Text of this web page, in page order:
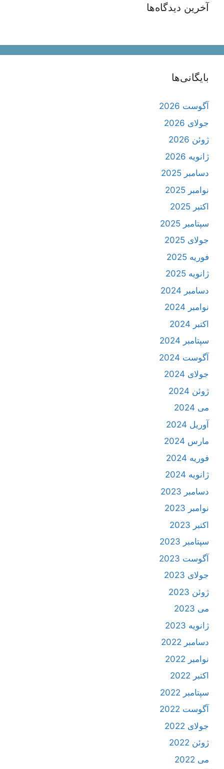
آخرین دیدگاه‌ها
بایگانی‌ها
آگوست 2026
جولای 2026
ژوئن 2026
ژانویه 2026
دسامبر 2025
نوامبر 2025
اکتبر 2025
سپتامبر 2025
جولای 2025
فوریه 2025
ژانویه 2025
دسامبر 2024
نوامبر 2024
اکتبر 2024
سپتامبر 2024
آگوست 2024
جولای 2024
ژوئن 2024
می 2024
آوریل 2024
مارس 2024
فوریه 2024
ژانویه 2024
دسامبر 2023
نوامبر 2023
اکتبر 2023
سپتامبر 2023
آگوست 2023
جولای 2023
ژوئن 2023
می 2023
ژانویه 2023
دسامبر 2022
نوامبر 2022
اکتبر 2022
سپتامبر 2022
آگوست 2022
جولای 2022
ژوئن 2022
می 2022